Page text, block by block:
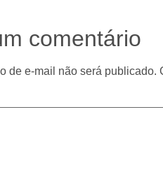
comentário
de e-mail não será publicado.